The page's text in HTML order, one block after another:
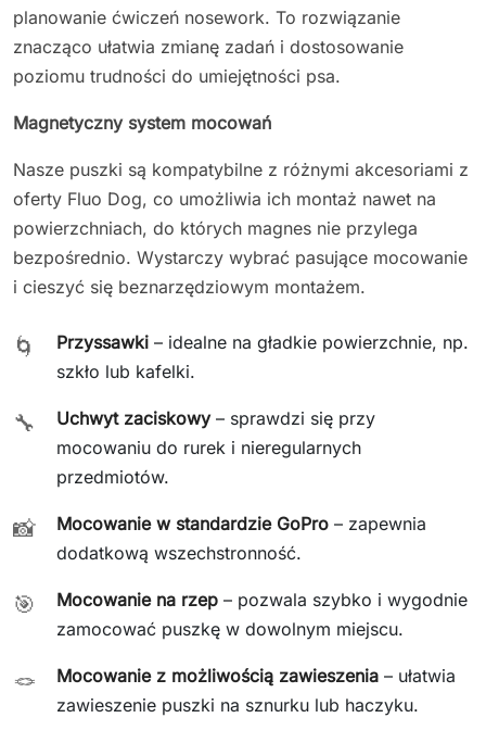
planowanie ćwiczeń nosework. To rozwiązanie
znacząco ułatwia zmianę zadań i dostosowanie
poziomu trudności do umiejętności psa.
Magnetyczny system mocowań
Nasze puszki są kompatybilne z różnymi akcesoriami z
oferty Fluo Dog, co umożliwia ich montaż nawet na
powierzchniach, do których magnes nie przylega
bezpośrednio. Wystarczy wybrać pasujące mocowanie
i cieszyć się beznarzędziowym montażem.
🌀 Przyssawki – idealne na gładkie powierzchnie, np.
szkło lub kafelki.
🔧 Uchwyt zaciskowy– sprawdzi się przy
mocowaniu do rurek i nieregularnych
przedmiotów.
📸 Mocowanie w standardzie GoPro – zapewnia
dodatkową wszechstronność.
🎯 Mocowanie na rzep – pozwala szybko i wygodnie
zamocować puszkę w dowolnym miejscu.
🪢 Mocowanie z możliwością zawieszenia – ułatwia
zawieszenie puszki na sznurku lub haczyku.